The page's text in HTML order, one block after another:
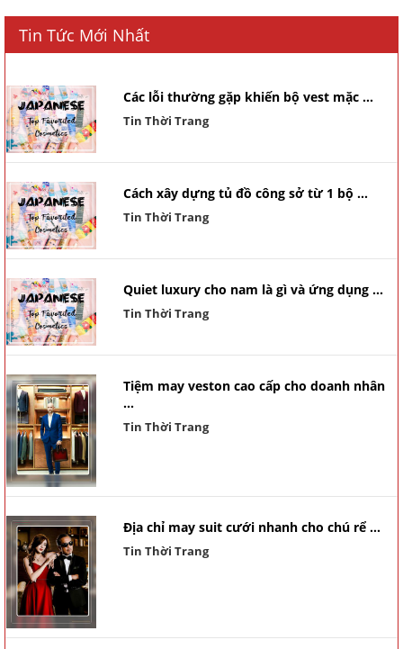
Tin Tức Mới Nhất
Các lỗi thường gặp khiến bộ vest mặc ...
Tin Thời Trang
Cách xây dựng tủ đồ công sở từ 1 bộ ...
Tin Thời Trang
Quiet luxury cho nam là gì và ứng dụng ...
Tin Thời Trang
Tiệm may veston cao cấp cho doanh nhân
...
Tin Thời Trang
Địa chỉ may suit cưới nhanh cho chú rể ...
Tin Thời Trang